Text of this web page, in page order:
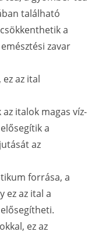
található
a
zavar
az ital
az italok magas víz-
a
az
forrása, a
ez az ital a
ez az